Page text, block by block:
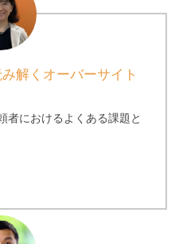
解くオーバーサイト
者におけるよくある課題と